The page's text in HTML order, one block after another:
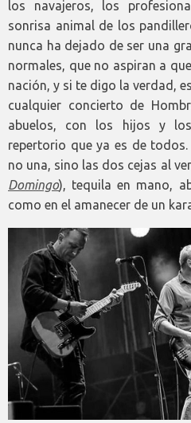
los navajeros, los
sonrisa animal de los
nunca ha dejado de ser una
normales, que no aspiran a
nación, y si te digo la verdad,
cualquier concierto de
abuelos, con los hijos y
repertorio que ya es de
no una, sino las dos cejas al
Domingo), tequila en mano,
como en el amanecer de un